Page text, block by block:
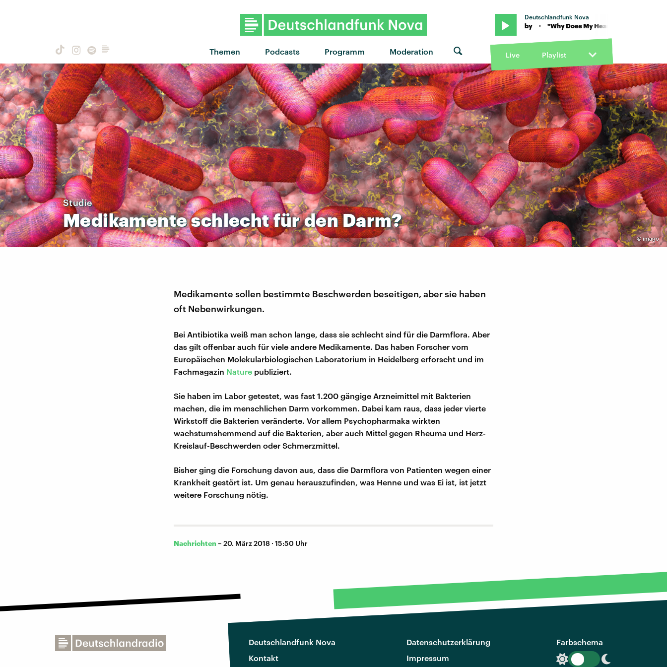
Themen Podcasts Programm Moderation
Deutschlandfunk Nova
"Why Does My Heart Feel So Bad" von Moby · "Why Does My Heart Feel So Bad" von
Live Playlist
©imago
Studie
MedikamenteschlechtfürdenDarm?
Medikamente sollen bestimmte Beschwerden beseitigen, aber sie haben
oft Nebenwirkungen.
Bei Antibiotika weiß man schon lange, dass sie schlecht sind für die Darmflora. Aber
das gilt offenbar auch für viele andere Medikamente. Das haben Forscher vom
Europäischen Molekularbiologischen Laboratorium in Heidelberg erforscht und im
Fachmagazin Nature publiziert.
Sie haben im Labor getestet, was fast 1.200 gängige Arzneimittel mit Bakterien
machen, die im menschlichen Darm vorkommen. Dabei kam raus, dass jeder vierte
Wirkstoff die Bakterien veränderte. Vor allem Psychopharmaka wirkten
wachstumshemmend auf die Bakterien, aber auch Mittel gegen Rheuma und Herz-
Kreislauf-Beschwerden oder Schmerzmittel.
Bisher ging die Forschung davon aus, dass die Darmflora von Patienten wegen einer
Krankheit gestört ist. Um genau herauszufinden, was Henne und was Ei ist, ist jetzt
weitere Forschung nötig.
Nachrichten – 20. März 2018 · 15:50 Uhr
Deutschlandfunk Nova
Kontakt
Datenschutzerklärung
Impressum
Farbschema